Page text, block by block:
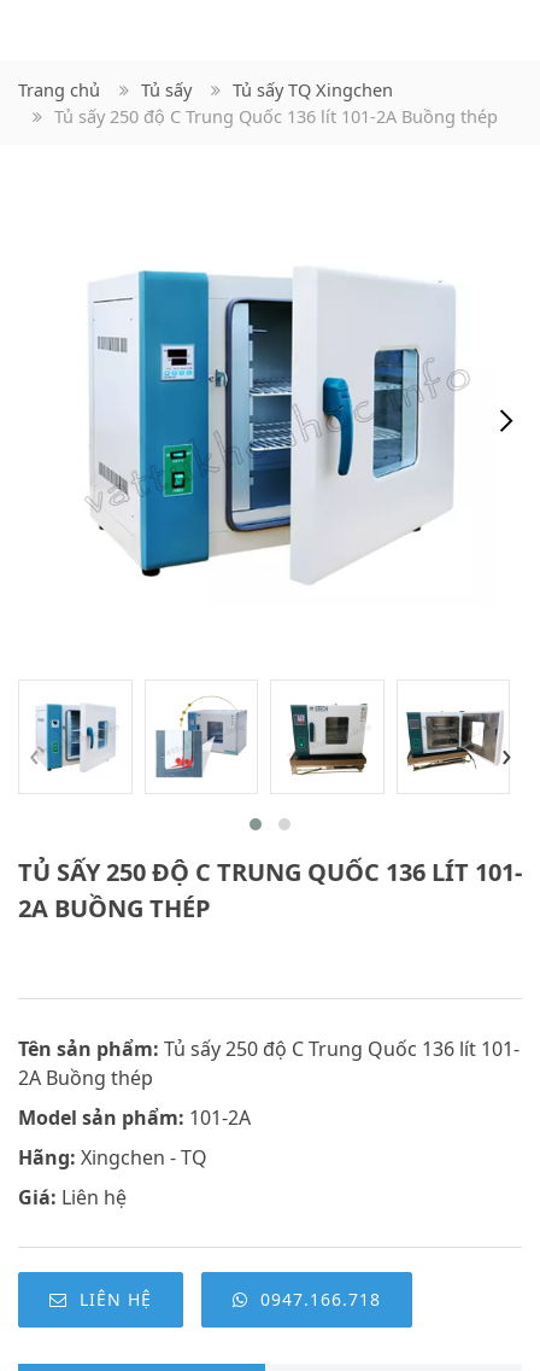
Trang chủ Tủ sấy
Tủ sấy TQ Xingchen
Tủ sấy 250 độ C Trung Quốc 136 lít 101-2A Buồng thép
‹ ›
TỦ SẤY 250 ĐỘ C TRUNG QUỐC 136 LÍT 101-
2A BUỒNG THÉP
Tên sản phẩm: Tủ sấy 250 độ C Trung Quốc 136 lít 101-
2A Buồng thép
Model sản phẩm: 101-2A
Hãng: Xingchen - TQ
Giá: Liên hệ
LIÊN HỆ 0947.166.718